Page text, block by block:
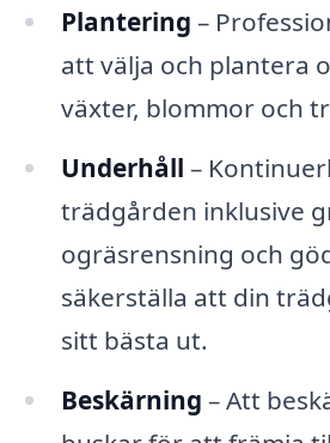
Plantering –
att välja och plantera
växter, blommor och
Underhåll –
trädgården inklusive
ogräsrensning och
säkerställa att din
sitt bästa ut.
Beskärning – Att